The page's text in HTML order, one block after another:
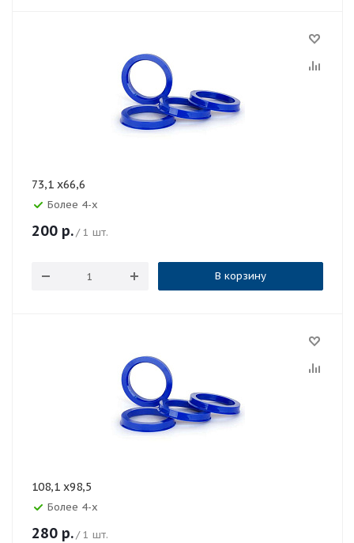
73,1 x66,6
Более 4-х
200 р./ 1 шт.
В корзину
108,1 х98,5
Более 4-х
280 р./ 1 шт.